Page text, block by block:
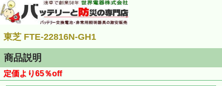
東芝 FTE-22816N-GH1
商品説明
定価より65％off